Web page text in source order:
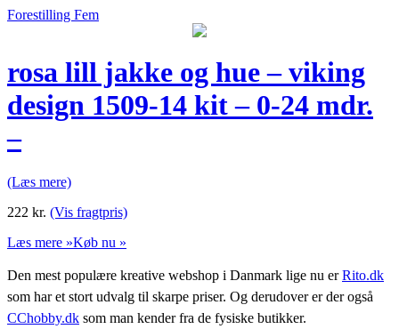
Forestilling Fem
rosa lill jakke og hue – viking
design 1509-14 kit – 0-24 mdr.
–
(Læs mere)
222 kr. (Vis fragtpris)
Læs mere »Køb nu »
Den mest populære kreative webshop i Danmark lige nu erRito.dk
som har et stort udvalg til skarpe priser. Og derudover er der også
CChobby.dk som man kender fra de fysiske butikker.